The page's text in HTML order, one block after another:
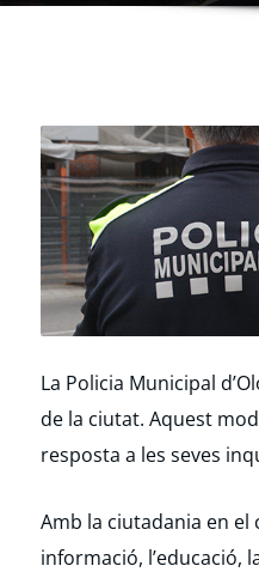
La Policia Municipal
de la ciutat. Aquest
resposta a les seves
Amb la ciutadania en el
informació, l’educació,